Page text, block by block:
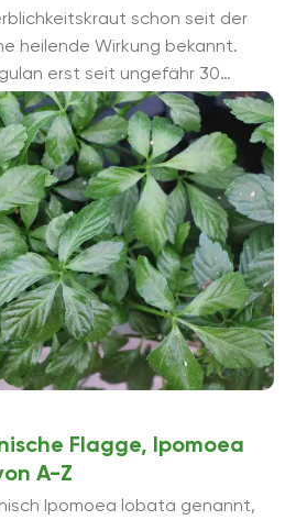
schon seit der
heilende Wirkung bekannt.
erst seit ungefähr 30
Pflege wird es ...
Flagge, Ipomoea
A-Z
Ipomoea lobata genannt,